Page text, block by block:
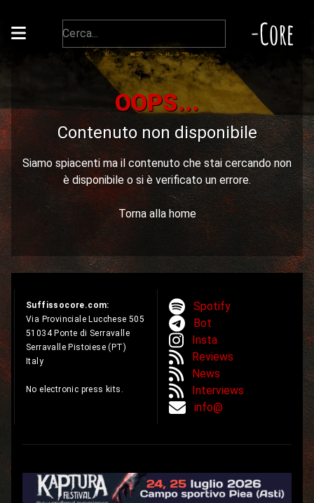
-Core
OOPS...
Contenuto non disponibile
Siamo spiacenti ma il contenuto che stai cercando non
è disponibile o si è verificato un errore.
Torna alla home
Suffissocore.com:
Via Provinciale Lucchese 505
51034 Ponte di Serravalle
Serravalle Pistoiese (PT)
Italy
No electronic press kits.
Spotify
Bot
Insta
Reviews
News
Interviews
info@